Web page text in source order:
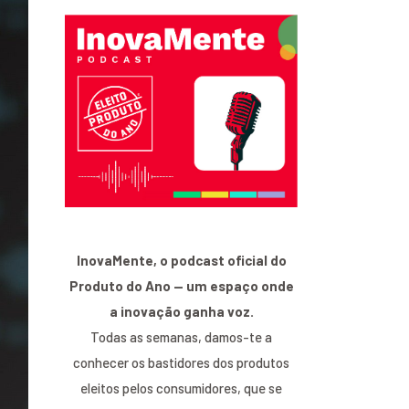
InovaMente, o podcast oficial do
Produto do Ano — um espaço onde
a inovação ganha voz.
Todas as semanas, damos-te a
conhecer os bastidores dos produtos
eleitos pelos consumidores, que se